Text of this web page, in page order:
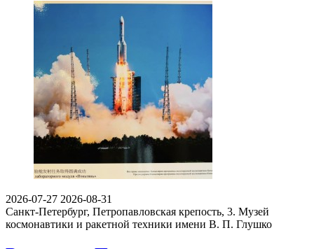
2026-07-27 2026-08-31
Санкт-Петербург, Петропавловская крепость, 3. Музей
космонавтики и ракетной техники имени В. П. Глушко